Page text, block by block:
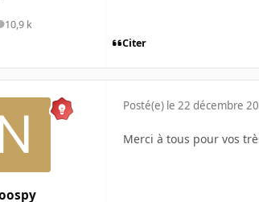
10,9 k
messages
Citer
Posté(e) le 22 décembre
Merci à tous pour vos